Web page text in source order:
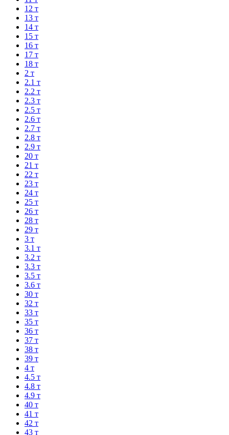
12 т
13 т
14 т
15 т
16 т
17 т
18 т
2 т
2.1 т
2.2 т
2.3 т
2.5 т
2.6 т
2.7 т
2.8 т
2.9 т
20 т
21 т
22 т
23 т
24 т
25 т
26 т
28 т
29 т
3 т
3.1 т
3.2 т
3.3 т
3.5 т
3.6 т
30 т
32 т
33 т
35 т
36 т
37 т
38 т
39 т
4 т
4.5 т
4.8 т
4.9 т
40 т
41 т
42 т
43 т